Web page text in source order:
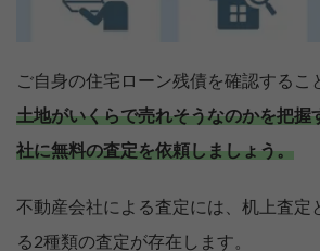
ご自身の住宅ローン残債を確認するこ
土地がいくらで売れそうなのかを把握
社に無料の査定を依頼しましょう。
不動産会社による査定には、机上査定
る2種類の査定が存在します。